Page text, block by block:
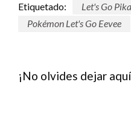
Etiquetado: Let's Go
Pokémon Let's Go Eevee
¡No olvides dejar